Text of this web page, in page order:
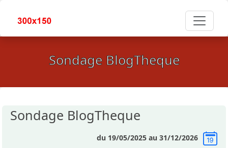
Sondage BlogTheque
Sondage BlogTheque
du 19/05/2025 au 31/12/2026